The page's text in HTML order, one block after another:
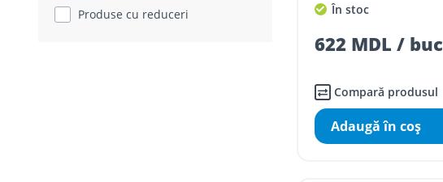
Produse cu reduceri În stoc
622 MDL / buc
Compară produsul
Adaugă în coş